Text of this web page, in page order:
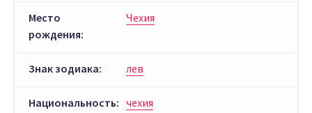
Место
рождения:
Чехия
Знак зодиака: лев
Национальность: чехия